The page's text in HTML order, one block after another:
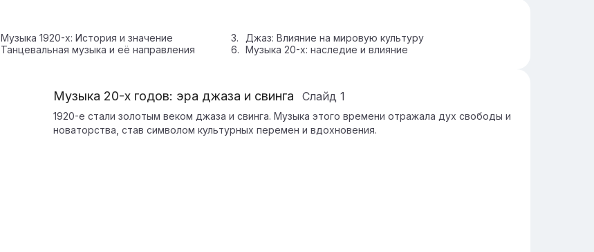
Музыка 1920-х: История и значение
Джаз: Влияние на мировую культуру
Танцевальная музыка и её направления Музыка 20-х: наследие и влияние
Музыка 20-х годов: эра джаза и свинга Слайд 1
1920-е стали золотым веком джаза и свинга. Музыка этого времени отражала дух свободы и
новаторства, став символом культурных перемен и вдохновения.